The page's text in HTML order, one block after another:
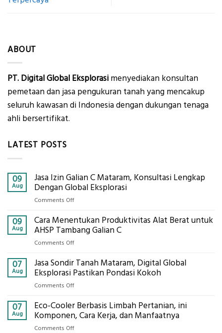
ABOUT
PT. Digital Global Eksplorasi menyediakan konsultan
pemetaan dan jasa pengukuran tanah yang mencakup
seluruh kawasan di Indonesia dengan dukungan tenaga
ahli bersertifikat.
LATEST POSTS
09
Aug
Jasa Izin Galian C Mataram, Konsultasi Lengkap
Dengan Global Eksplorasi
Comments Offon
Izin
Galian
Lengkap
Dengan
Global
09
Aug
Cara Menentukan Produktivitas Alat Berat untuk
AHSP Tambang Galian C
Comments Offon
Menentukan
Produktivitas
AHSP
Tambang
Galian
07
Aug
Jasa Sondir Tanah Mataram, Digital Global
Eksplorasi Pastikan Pondasi Kokoh
Comments Offon
Sondir
Tanah
07
Aug
Eco-Cooler Berbasis Limbah Pertanian, ini
Komponen, Cara Kerja, dan Manfaatnya
Comments Offon